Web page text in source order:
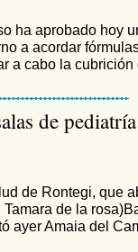
ha aprobado hoy
a acordar
a cabo la cubrición
de
de Rontegi, que
de la
ayer Amaia del